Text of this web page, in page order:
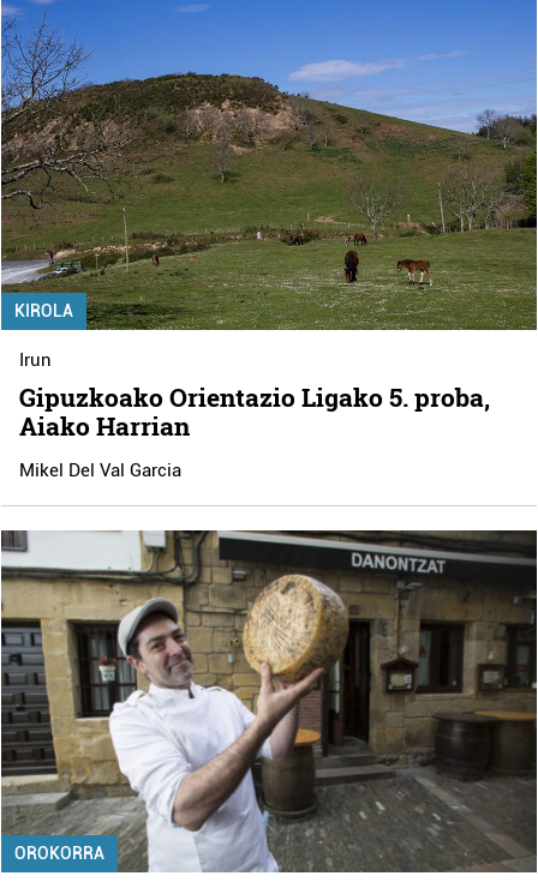
KIROLA
Irun
Gipuzkoako Orientazio Ligako 5. proba,
Aiako Harrian
Mikel Del Val Garcia
OROKORRA